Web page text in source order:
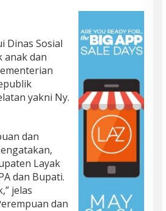
Dinas Sosial
anak dan
yakni Ny.
dan
Layak
dan Bupati.
jelas
dan